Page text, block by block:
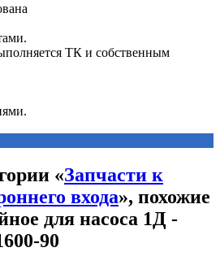
«Запчасти к
входа», похожие
для насоса 1Д -
90